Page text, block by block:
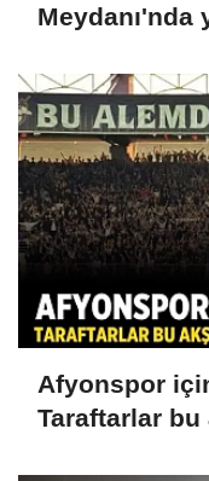
Meydanı'nda
Afyonspor
Taraftarlar bu